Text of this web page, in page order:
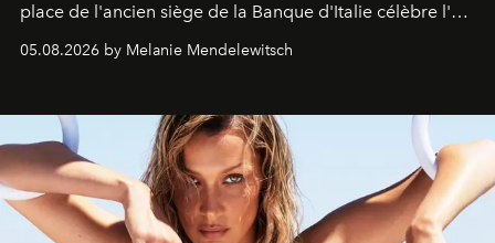
place de l'ancien siège de la Banque d'Italie célèbre l'art
de vivre Romain dans toute son élégance intemporelle.
05.08.2026 by Melanie Mendelewitsch